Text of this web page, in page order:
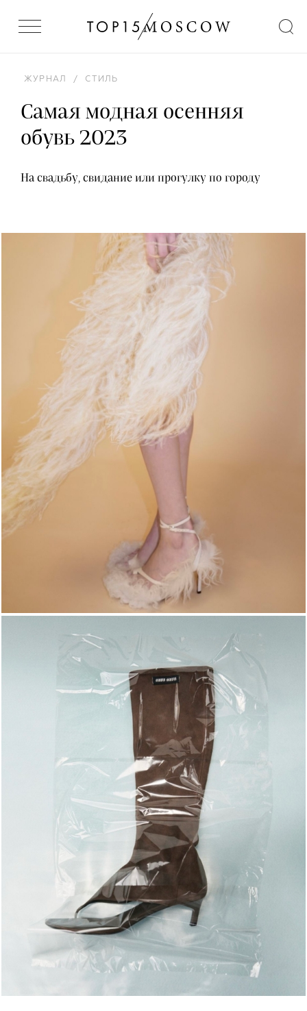
ЖУРНАЛ / СТИЛЬ
Самая модная осенняя
обувь 2023
На свадьбу, свидание или прогулку по городу